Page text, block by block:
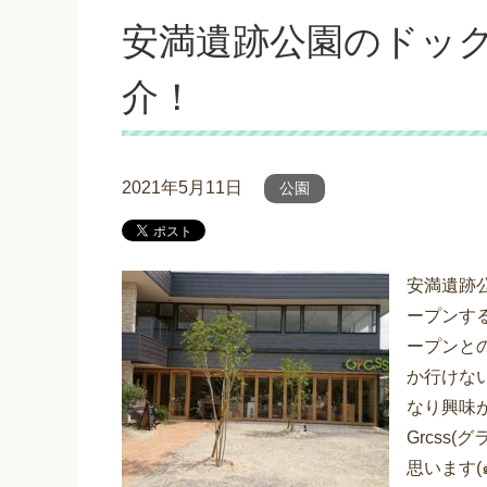
安満遺跡公園のドッ
介！
2021年5月11日 公園
安満遺跡
ープンす
ープンと
か行けな
なり興味
Grcss(グ